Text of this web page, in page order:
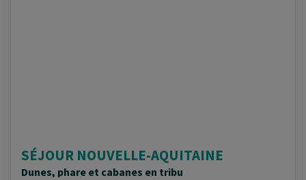
SÉJOUR NOUVELLE-AQUITAINE
Dunes, phare et cabanes en tribu